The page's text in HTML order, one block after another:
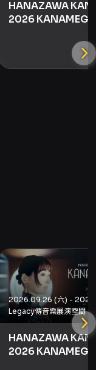
HANAZAWA
2026
Legacy傳音樂展演空間
HANAZAWA
2026